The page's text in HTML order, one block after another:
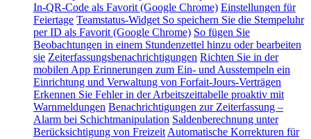
In-QR-Code als Favorit (Google Chrome) Einstellungen für
Feiertage Teamstatus-Widget So speichern Sie die Stempeluhr
per ID als Favorit (Google Chrome) So fügen Sie
Beobachtungen in einem Stundenzettel hinzu oder bearbeiten
sie Zeiterfassungsbenachrichtigungen Richten Sie in der
mobilen App Erinnerungen zum Ein- und Ausstempeln ein
Einrichtung und Verwaltung von Forfait-Jours-Verträgen
Erkennen Sie Fehler in der Arbeitszeittabelle proaktiv mit
Warnmeldungen Benachrichtigungen zur Zeiterfassung –
Alarm bei Schichtmanipulation Saldenberechnung unter
Berücksichtigung von Freizeit Automatische Korrekturen für